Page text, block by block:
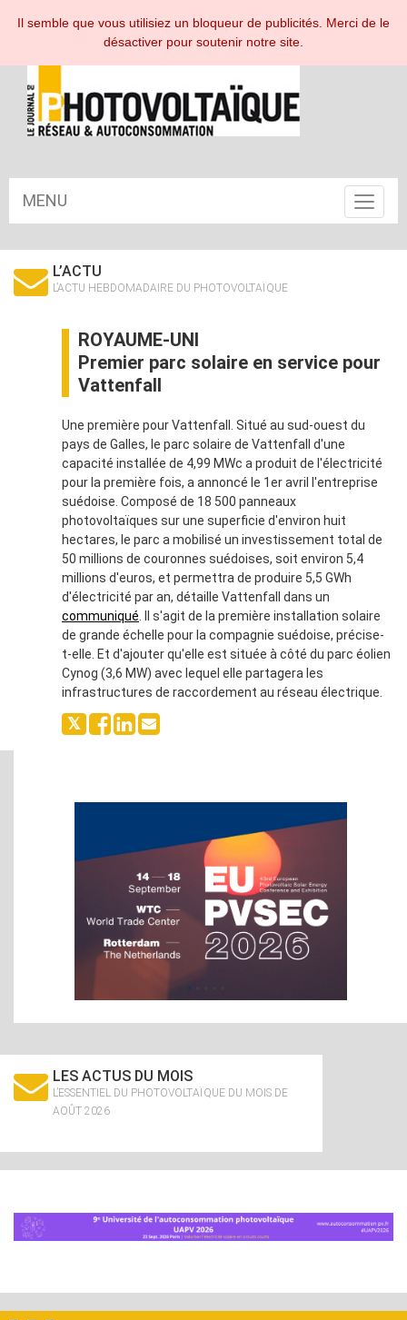
ESPACE ABONNÉ
MENU
Toggle
L’ACTU
L’ACTU HEBDOMADAIRE DU PHOTOVOLTAÏQUE
ROYAUME-UNI
Premier parc solaire en service pour
Vattenfall
Une première pour Vattenfall. Situé au sud-ouest du
pays de Galles, le parc solaire de Vattenfall d'une
capacité installée de 4,99 MWc a produit de l'électricité
pour la première fois, a annoncé le 1er avril l'entreprise
suédoise. Composé de 18 500 panneaux
photovoltaïques sur une superficie d'environ huit
hectares, le parc a mobilisé un investissement total de
50 millions de couronnes suédoises, soit environ 5,4
millions d'euros, et permettra de produire 5,5 GWh
d'électricité par an, détaille Vattenfall dans un
communiqué . Il s'agit de la première installation solaire
de grande échelle pour la compagnie suédoise, précise-
t-elle. Et d'ajouter qu'elle est située à côté du parc éolien
Cynog (3,6 MW) avec lequel elle partagera les
infrastructures de raccordement au réseau électrique.
LES ACTUS DU MOIS
L’ESSENTIEL DU PHOTOVOLTAÏQUE DU MOIS DE
AOÛT 2026
Il semble que vous utilisiez un bloqueur de publicités. Merci de le
désactiver pour soutenir notre site.